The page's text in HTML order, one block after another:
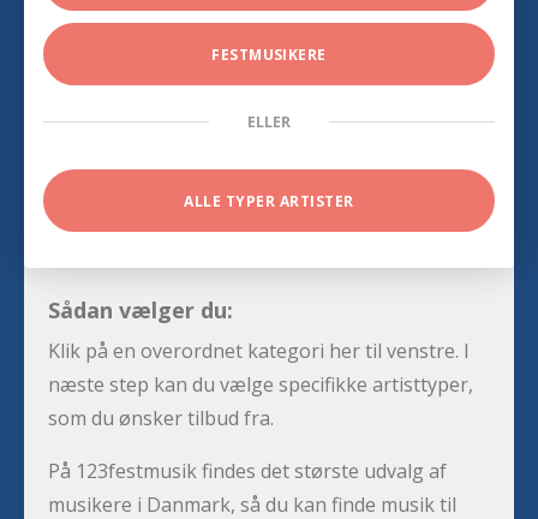
FESTMUSIKERE
ELLER
ALLE TYPER ARTISTER
Sådan vælger du:
Klik på en overordnet kategori her til venstre. I
næste step kan du vælge specifikke artisttyper,
som du ønsker tilbud fra.
På 123festmusik findes det største udvalg af
musikere i Danmark, så du kan finde musik til